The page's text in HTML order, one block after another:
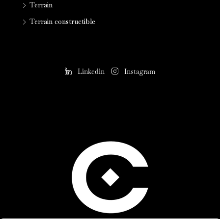
Terrain
Terrain constructible
Linkedin Instagram